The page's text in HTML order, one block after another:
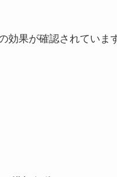
効果が確認されていま